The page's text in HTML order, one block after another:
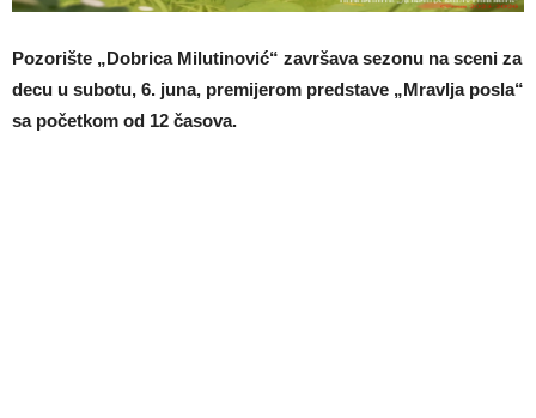
Pozorište „Dobrica Milutinović“ završava sezonu na sceni za
decu u subotu, 6. juna, premijerom predstave „Mravlja posla“
sa početkom od 12 časova.